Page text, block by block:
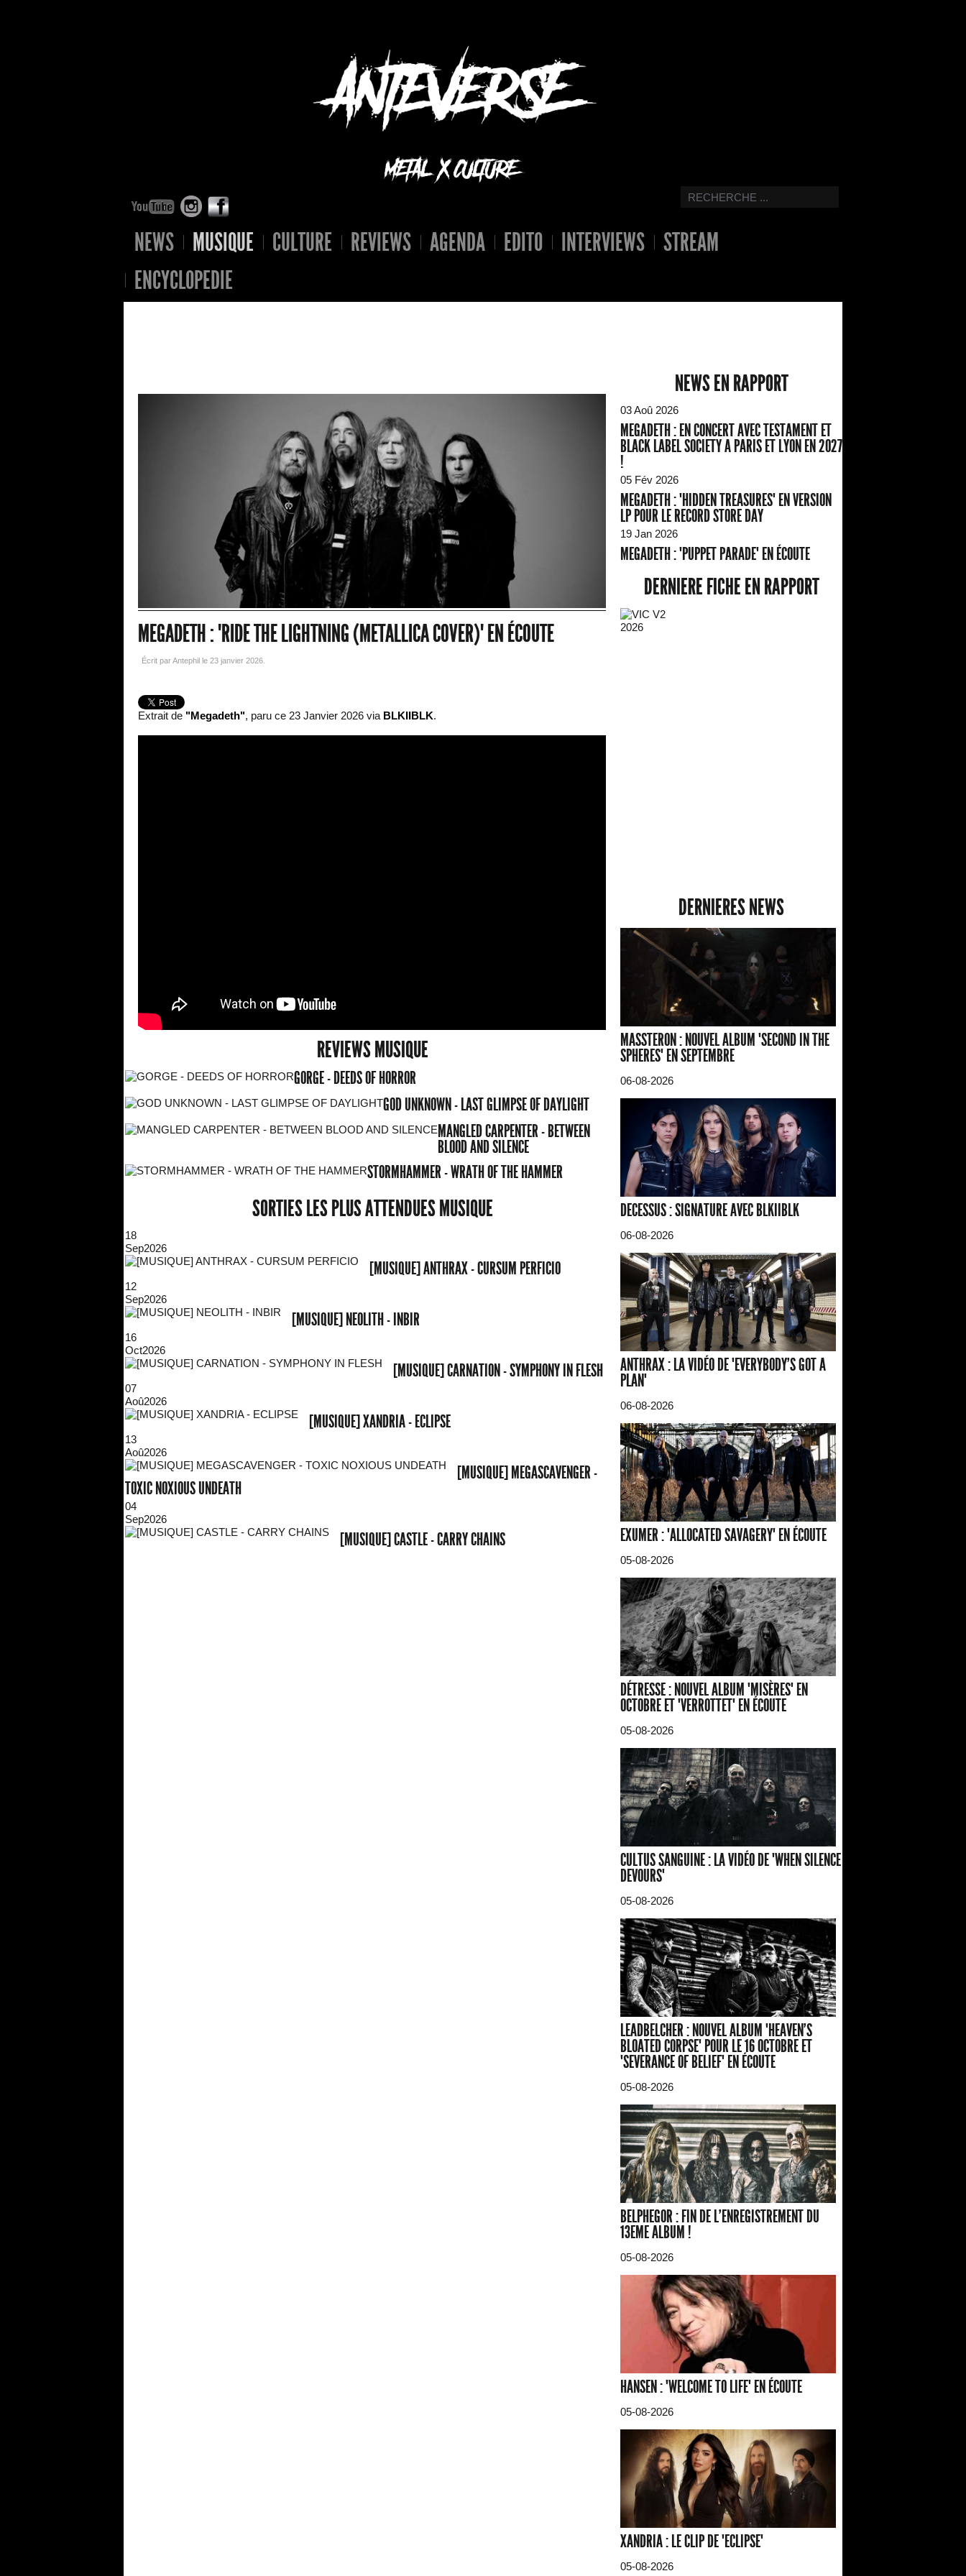
NEWS MUSIQUE CULTURE REVIEWS AGENDA EDITO INTERVIEWS
STREAM
ENCYCLOPEDIE
MEGADETH : "RIDE THE LIGHTNING (METALLICA COVER)" EN ÉCOUTE
Écrit par Antephil le 23 janvier 2026
Extrait de "Megadeth", paru ce 23 Janvier 2026 via BLKIIBLK.
REVIEWS MUSIQUE
GORGE - DEEDS OF HORROR
GOD UNKNOWN - LAST GLIMPSE OF DAYLIGHT
MANGLED CARPENTER - BETWEEN
BLOOD AND SILENCE
STORMHAMMER - WRATH OF THE HAMMER
SORTIES LES PLUS ATTENDUES MUSIQUE
18
Sep2026
[MUSIQUE] ANTHRAX - CURSUM PERFICIO
12
Sep2026
[MUSIQUE] NEOLITH - INBIR
16
Oct2026
[MUSIQUE] CARNATION - SYMPHONY IN FLESH
07
Aoû2026
[MUSIQUE] XANDRIA - ECLIPSE
13
Aoû2026
[MUSIQUE] MEGASCAVENGER -
TOXIC NOXIOUS UNDEATH
04
Sep2026
[MUSIQUE] CASTLE - CARRY CHAINS
NEWS EN RAPPORT
03 Aoû 2026
MEGADETH : EN CONCERT AVEC TESTAMENT ET
BLACK LABEL SOCIETY A PARIS ET LYON EN 2027
!
05 Fév 2026
MEGADETH : "HIDDEN TREASURES" EN VERSION
LP POUR LE RECORD STORE DAY
19 Jan 2026
MEGADETH : "PUPPET PARADE" EN ÉCOUTE
DERNIERE FICHE EN RAPPORT
2026
DERNIERES NEWS
MASSTERON : NOUVEL ALBUM "SECOND IN THE
SPHERES" EN SEPTEMBRE
06-08-2026
DECESSUS : SIGNATURE AVEC BLKIIBLK
06-08-2026
ANTHRAX : LA VIDÉO DE "EVERYBODY'S GOT A
PLAN"
06-08-2026
EXUMER : "ALLOCATED SAVAGERY" EN ÉCOUTE
05-08-2026
DÉTRESSE : NOUVEL ALBUM "MISÈRES" EN
OCTOBRE ET "VERROTTET" EN ÉCOUTE
05-08-2026
CULTUS SANGUINE : LA VIDÉO DE "WHEN SILENCE
DEVOURS"
05-08-2026
LEADBELCHER : NOUVEL ALBUM "HEAVEN'S
BLOATED CORPSE" POUR LE 16 OCTOBRE ET
"SEVERANCE OF BELIEF" EN ÉCOUTE
05-08-2026
BELPHEGOR : FIN DE L'ENREGISTREMENT DU
13EME ALBUM !
05-08-2026
HANSEN : "WELCOME TO LIFE" EN ÉCOUTE
05-08-2026
XANDRIA : LE CLIP DE "ECLIPSE"
05-08-2026